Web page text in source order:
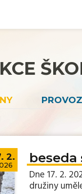
2. beseda
Dne 17. 2.
družiny